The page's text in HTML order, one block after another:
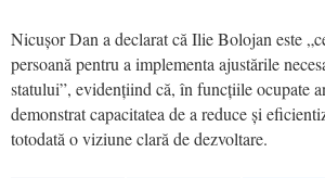
Nicușor Dan a declarat că Ilie Bolojan este
persoană pentru a implementa ajustările
statului”, evidențiind că, în funcțiile ocupate
demonstrat capacitatea de a reduce și
totodată o viziune clară de dezvoltare.